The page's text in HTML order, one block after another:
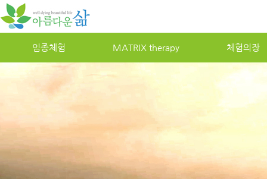
임종체험 MATRIXtherapy 체험의장